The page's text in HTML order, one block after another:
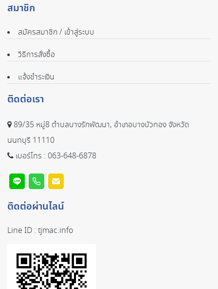
สมาชิก
สมัครสมาชิก / เข้าสู่ระบบ
วิธีการสั่งซื้อ
แจ้งชำระเงิน
ติดต่อเรา
89/35 หมู่8 ตำบลบางรักพัฒนา, อำเภอบางบัวทอง จังหวัด
นนทบุรี 11110
เบอร์โทร : 063-648-6878
ติดต่อผ่านไลน์
Line ID : tjmac.info